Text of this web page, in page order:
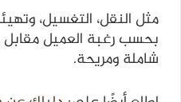
مثل النقل، التغسيل،
بحسب رغبة العميل
شاملة ومريحة.